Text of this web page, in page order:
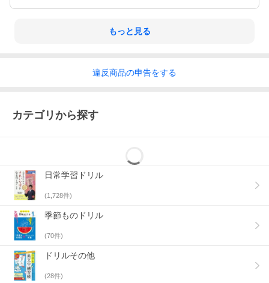
もっと見る
違反商品の申告をする
カテゴリから探す
日常学習ドリル
(1,728件)
季節ものドリル
(70件)
ドリルその他
(28件)